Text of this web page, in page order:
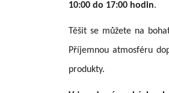
10:00 do 17:00 hodin.
Těšit se můžete na
Příjemnou atmosféru
produkty.